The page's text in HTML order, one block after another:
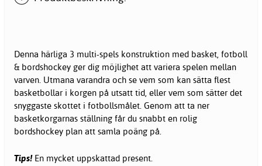
Denna härliga 3 multi-spels konstruktion med basket, fotboll
& bordshockey ger dig möjlighet att variera spelen mellan
varven. Utmana varandra och se vem som kan sätta flest
basketbollar i korgen på utsatt tid, eller vem som sätter det
snyggaste skottet i fotbollsmålet. Genom att ta ner
basketkorgarnas ställning får du snabbt en rolig
bordshockey plan att samla poäng på.
Tips! En mycket uppskattad present.